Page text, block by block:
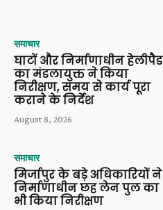
समाचार
घाटों और निर्माणाधीन हेलीपैड
का मंडलायुक्त ने किया
निरीक्षण, समय से कार्य पूरा
कराने के निर्देश
August 8, 2026
समाचार
मिर्जापुर के बड़े अधिकारियों ने
निर्माणाधीन छह लेन पुल का
भी किया निरीक्षण